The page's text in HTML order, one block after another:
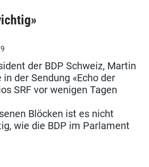
der BDP Schweiz, Martin
der Sendung «Echo der
SRF vor wenigen Tagen
Blöcken ist es nicht
wie die BDP im Parlament